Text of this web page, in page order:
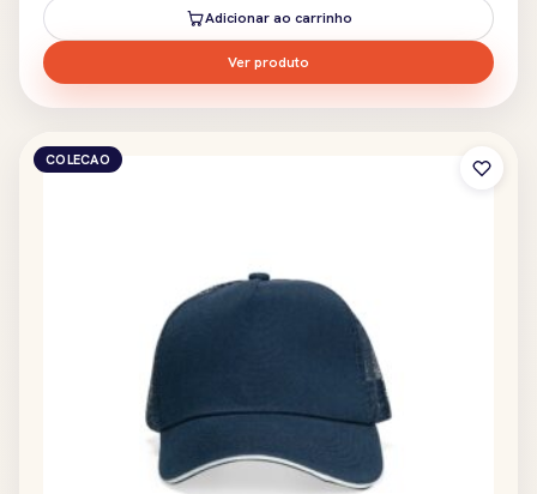
Adicionar ao carrinho
Ver produto
COLECAO